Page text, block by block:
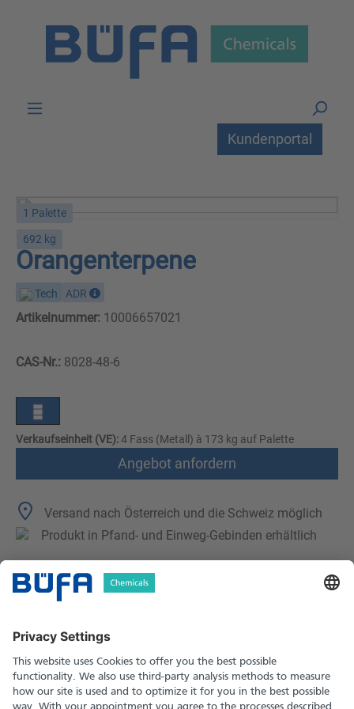
Kundenportal
1 Palette
692 kg
Orangenterpene
Tech ADR
Artikelnummer: 10006657021
CAS-Nr.: 8028-48-6
Verkaufseinheit (VE):4 Fass (Metall) à 173 kg auf Palette
Angebot anfordern
Versand nach Österreich und die Schweiz möglich
Produkt in Pfand- und Einweg-Gebinden erhältlich
Technische Merkmale
Sicherheitshinweise